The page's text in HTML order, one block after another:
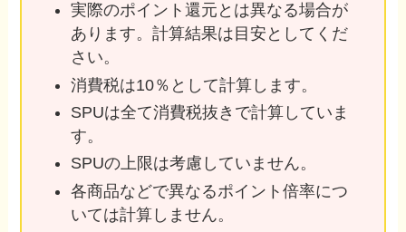
実際のポイント還元とは異なる場合が
あります。計算結果は目安としてくだ
さい。
消費税は10％として計算します。
SPUは全て消費税抜きで計算していま
す。
SPUの上限は考慮していません。
各商品などで異なるポイント倍率につ
いては計算しません。